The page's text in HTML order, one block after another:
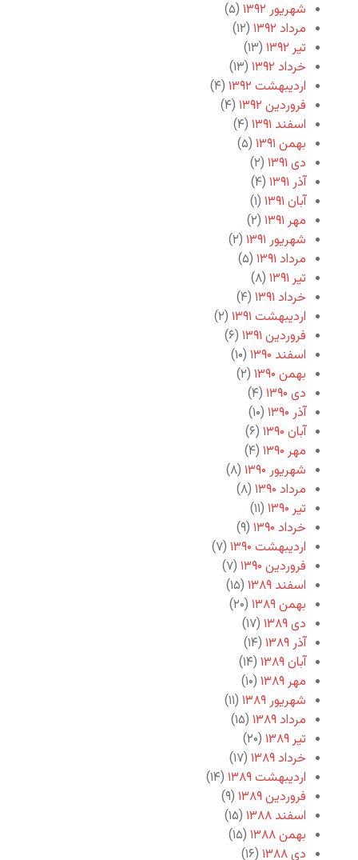
شهریور ۱۳۹۲
(۵)
مرداد ۱۳۹۲
(۱۲)
تیر ۱۳۹۲
(۱۳)
خرداد ۱۳۹۲
(۱۳)
اردیبهشت ۱۳۹۲
(۴)
فروردین ۱۳۹۲
(۴)
اسفند ۱۳۹۱
(۴)
بهمن ۱۳۹۱
(۵)
دی ۱۳۹۱
(۲)
آذر ۱۳۹۱
(۴)
آبان ۱۳۹۱
(۱)
مهر ۱۳۹۱
(۲)
شهریور ۱۳۹۱
(۲)
مرداد ۱۳۹۱
(۵)
تیر ۱۳۹۱
(۸)
خرداد ۱۳۹۱
(۴)
اردیبهشت ۱۳۹۱
(۲)
فروردین ۱۳۹۱
(۶)
اسفند ۱۳۹۰
(۱۰)
بهمن ۱۳۹۰
(۲)
دی ۱۳۹۰
(۴)
آذر ۱۳۹۰
(۱۰)
آبان ۱۳۹۰
(۶)
مهر ۱۳۹۰
(۴)
شهریور ۱۳۹۰
(۸)
مرداد ۱۳۹۰
(۸)
تیر ۱۳۹۰
(۱۱)
خرداد ۱۳۹۰
(۹)
اردیبهشت ۱۳۹۰
(۷)
فروردین ۱۳۹۰
(۷)
اسفند ۱۳۸۹
(۱۵)
بهمن ۱۳۸۹
(۲۰)
دی ۱۳۸۹
(۱۷)
آذر ۱۳۸۹
(۱۴)
آبان ۱۳۸۹
(۱۴)
مهر ۱۳۸۹
(۱۰)
شهریور ۱۳۸۹
(۱۱)
مرداد ۱۳۸۹
(۱۵)
تیر ۱۳۸۹
(۲۰)
خرداد ۱۳۸۹
(۱۷)
اردیبهشت ۱۳۸۹
(۱۴)
فروردین ۱۳۸۹
(۹)
اسفند ۱۳۸۸
(۱۵)
بهمن ۱۳۸۸
(۱۵)
دی ۱۳۸۸
(۱۶)